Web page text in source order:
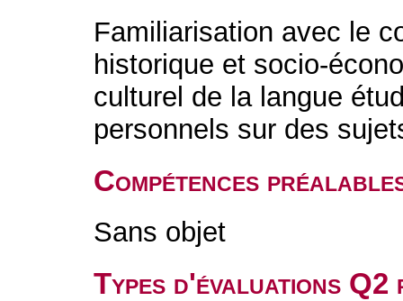
Familiarisation avec le
historique et socio-
culturel de la langue
personnels sur des
Compétences
Sans objet
Types d'évaluations